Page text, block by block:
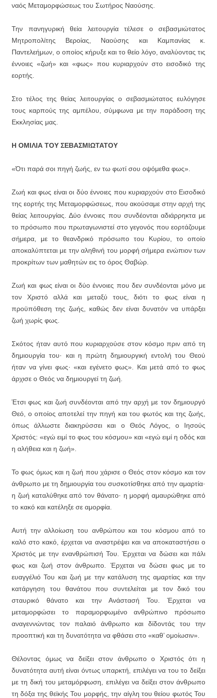
ναός Μεταμορφώσεως του Σωτήρος Ναούσης.
Την πανηγυρική θεία λειτουργία τέλεσε ο σεβασμιώτατος
Μητροπολίτης Βεροίας, Ναούσης και Καμπανίας κ.
Παντελεήμων, ο οποίος κήρυξε και το θείο λόγο, αναλύοντας τις
έννοιες «ζωή» και «φως» που κυριαρχούν στο εισοδικό της
εορτής.
Στο τέλος της θείας λειτουργίας ο σεβασμιώτατος ευλόγησε
τους καρπούς της αμπέλου, σύμφωνα με την παράδοση της
Εκκλησίας μας.
Η ΟΜΙΛΙΑ ΤΟΥ ΣΕΒΑΣΜΙΩΤΑΤΟΥ
«Ότι παρά σοι πηγή ζωής, εν τω φωτί σου οψόμεθα φως».
Ζωή και φως είναι οι δύο έννοιες που κυριαρχούν στο Εισοδικό
της εορτής της Μεταμορφώσεως, που ακούσαμε στην αρχή της
θείας λειτουργίας. Δύο έννοιες που συνδέονται αδιάρρηκτα με
το πρόσωπο που πρωταγωνιστεί στο γεγονός που εορτάζουμε
σήμερα, με το θεανδρικό πρόσωπο του Κυρίου, το οποίο
αποκαλύπτεται με την αληθινή του μορφή σήμερα ενώπιον των
προκρίτων των μαθητών εις το όρος Θαβώρ.
Ζωή και φως είναι οι δύο έννοιες που δεν συνδέονται μόνο με
τον Χριστό αλλά και μεταξύ τους, διότι το φως είναι η
προϋπόθεση της ζωής, καθώς δεν είναι δυνατόν να υπάρξει
ζωή χωρίς φως.
Σκότος ήταν αυτό που κυριαρχούσε στον κόσμο πριν από τη
δημιουργία του· και η πρώτη δημιουργική εντολή του Θεού
ήταν να γίνει φως· «και εγένετο φως». Και μετά από το φως
άρχισε ο Θεός να δημιουργεί τη ζωή.
Έτσι φως και ζωή συνδέονται από την αρχή με τον δημιουργό
Θεό, ο οποίος αποτελεί την πηγή και του φωτός και της ζωής,
όπως άλλωστε διακηρύσσει και ο Θεός Λόγος, ο Ιησούς
Χριστός: «εγώ ειμί το φως του κόσμου» και «εγώ ειμί η οδός και
η αλήθεια και η ζωή».
Το φως όμως και η ζωή που χάρισε ο Θεός στον κόσμο και τον
άνθρωπο με τη δημιουργία του συσκοτίσθηκε από την αμαρτία·
η ζωή καταλύθηκε από τον θάνατο· η μορφή αμαυρώθηκε από
το κακό και κατέληξε σε αμορφία.
Αυτή την αλλοίωση του ανθρώπου και του κόσμου από το
καλό στο κακό, έρχεται να αναστρέψει και να αποκαταστήσει ο
Χριστός με την ενανθρώπισή Του. Έρχεται να δώσει και πάλι
φως και ζωή στον άνθρωπο. Έρχεται να δώσει φως με το
ευαγγέλιό Του και ζωή με την κατάλυση της αμαρτίας και την
κατάργηση του θανάτου που συντελείται με τον δικό του
σταυρικό θάνατο και την Ανάστασή Του. Έρχεται να
μεταμορφώσει το παραμορφωμένο ανθρώπινο πρόσωπο
αναγεννώντας τον παλαιό άνθρωπο και δίδοντάς του την
προοπτική και τη δυνατότητα να φθάσει στο «καθ’ ομοίωσιν».
Θέλοντας όμως να δείξει στον άνθρωπο ο Χριστός ότι η
δυνατότητα αυτή είναι όντως υπαρκτή, επιλέγει να του το δείξει
με τη δική του μεταμόρφωση, επιλέγει να δείξει στον άνθρωπο
τη δόξα της θεϊκής Του μορφής, την αίγλη του θείου φωτός Του